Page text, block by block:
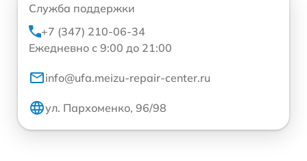
Служба поддержки
+7 (347) 210-06-34
Ежедневно с 9:00 до 21:00
info@ufa.meizu-repair-center.ru
ул. Пархоменко, 96/98